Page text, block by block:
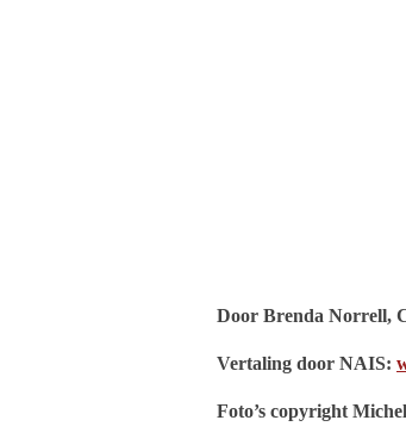
Door Brenda Norrell,
Vertaling door NAIS:
Foto’s copyright